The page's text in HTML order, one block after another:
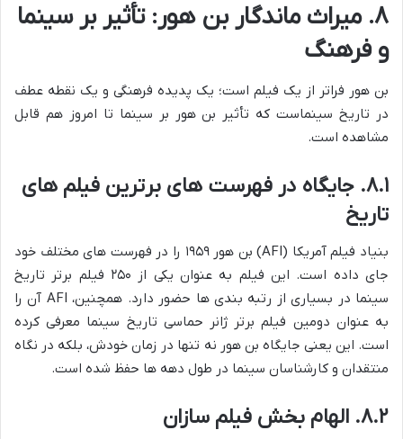
۸. میراث ماندگار بن هور: تأثیر بر سینما
و فرهنگ
بن هور فراتر از یک فیلم است؛ یک پدیده فرهنگی و یک نقطه عطف
در تاریخ سینماست که تأثیر بن هور بر سینما تا امروز هم قابل
مشاهده است.
۸.۱. جایگاه در فهرست های برترین فیلم های
تاریخ
بنیاد فیلم آمریکا (AFI) بن هور ۱۹۵۹ را در فهرست های مختلف خود
جای داده است. این فیلم به عنوان یکی از ۲۵۰ فیلم برتر تاریخ
سینما در بسیاری از رتبه بندی ها حضور دارد. همچنین، AFI آن را
به عنوان دومین فیلم برتر ژانر حماسی تاریخ سینما معرفی کرده
است. این یعنی جایگاه بن هور نه تنها در زمان خودش، بلکه در نگاه
منتقدان و کارشناسان سینما در طول دهه ها حفظ شده است.
۸.۲. الهام بخش فیلم سازان